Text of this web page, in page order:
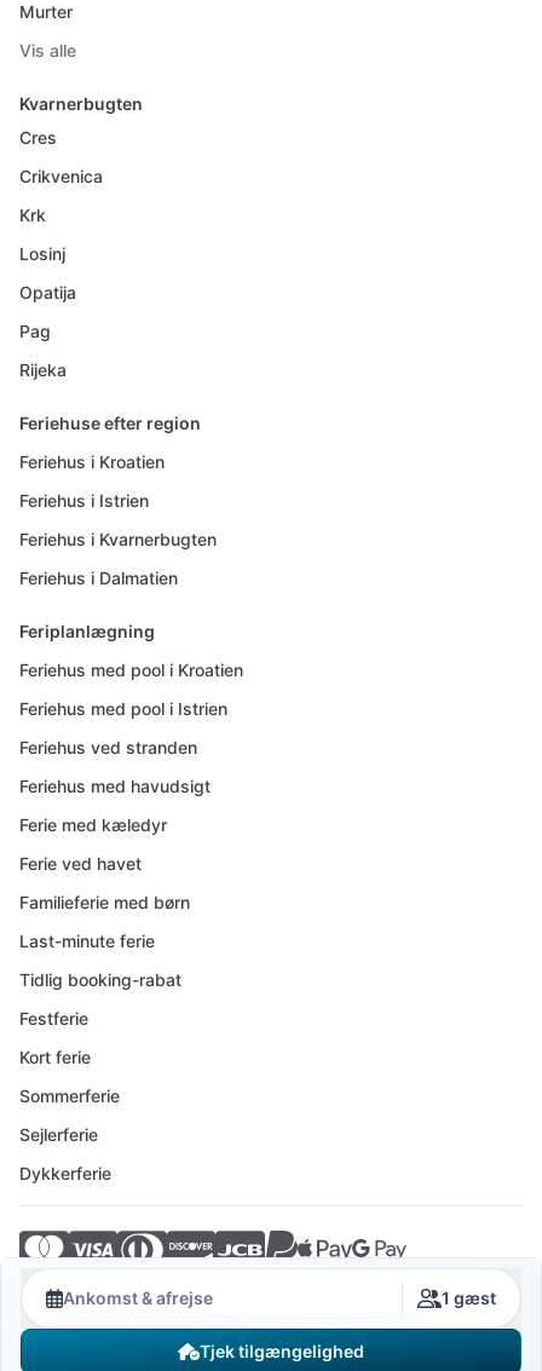
Ankomst & afrejse 1 gæst
Tjek tilgængelighed
Murter
Vis alle
Kvarnerbugten
Cres
Crikvenica
Krk
Losinj
Opatija
Pag
Rijeka
Feriehuse efter region
Feriehus i Kroatien
Feriehus i Istrien
Feriehus i Kvarnerbugten
Feriehus i Dalmatien
Feriplanlægning
Feriehus med pool i Kroatien
Feriehus med pool i Istrien
Feriehus ved stranden
Feriehus med havudsigt
Ferie med kæledyr
Ferie ved havet
Familieferie med børn
Last-minute ferie
Tidlig booking-rabat
Festferie
Kort ferie
Sommerferie
Sejlerferie
Dykkerferie
© 2026 Crovillas GmbH